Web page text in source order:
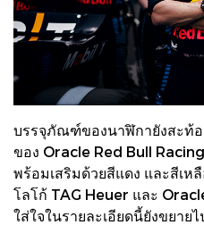
บรรจุภัณฑ์ของนาฬิกายังสะ
ของ Oracle Red Bull
พร้อมเสริมด้วยสีแดง และสีเห
โลโก้ TAG Heuer และ
ใส่ใจในรายละเอียดนี้ยังขยาย